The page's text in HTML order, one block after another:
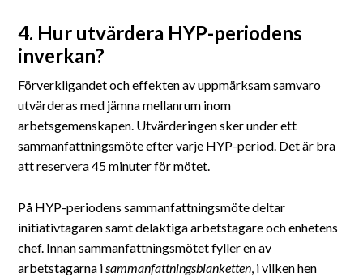
4. Hur utvärdera HYP-periodens
inverkan?
Förverkligandet och effekten av uppmärksam samvaro
utvärderas med jämna mellanrum inom
arbetsgemenskapen. Utvärderingen sker under ett
sammanfattningsmöte efter varje HYP-period. Det är bra
att reservera 45 minuter för mötet.
På HYP-periodens sammanfattningsmöte deltar
initiativtagaren samt delaktiga arbetstagare och enhetens
chef. Innan sammanfattningsmötet fyller en av
arbetstagarna isammanfattningsblanketten, i vilken hen